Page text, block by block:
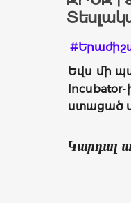
Եվս մի
ստացած
Կարդալ